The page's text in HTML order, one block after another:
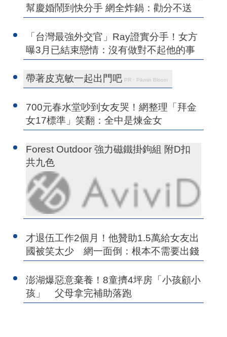
幫慶婚鬧到快分手 網全炸鍋：勸分不送
「台灣最強外交官」Ray證實分手！女方
曝3月已結束戀情：沒有做對不起他的事
帶著皮克敏一起出門吧 PR・Pikmin Bloom
700元春水堂吵到女友哭！網整理「拜金
女17標準」笑翻：全中是煉金女
Forest Outdoor 強力磁鐵掛鉤組 附D扣
共九色
才退伍工作2個月！他贊助1.5萬給女友出
國被笑太少 網一面倒：根本不需要出錢
澎湖爆惡意棄養！8童擠4坪房「小孩顧小
孩」 父母拿完補助落跑